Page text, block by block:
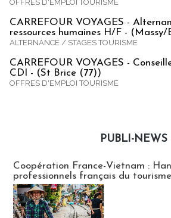
OFFRES D'EMPLOI TOURISME
CARREFOUR VOYAGES -
ressources humaines H/F - (Massy/
ALTERNANCE / STAGES TOURISME
CARREFOUR VOYAGES -
CDI - (St Brice (77))
OFFRES D'EMPLOI TOURISME
PUBLI-NEWS
Coopération France-Vietnam :
professionnels français du tourisme